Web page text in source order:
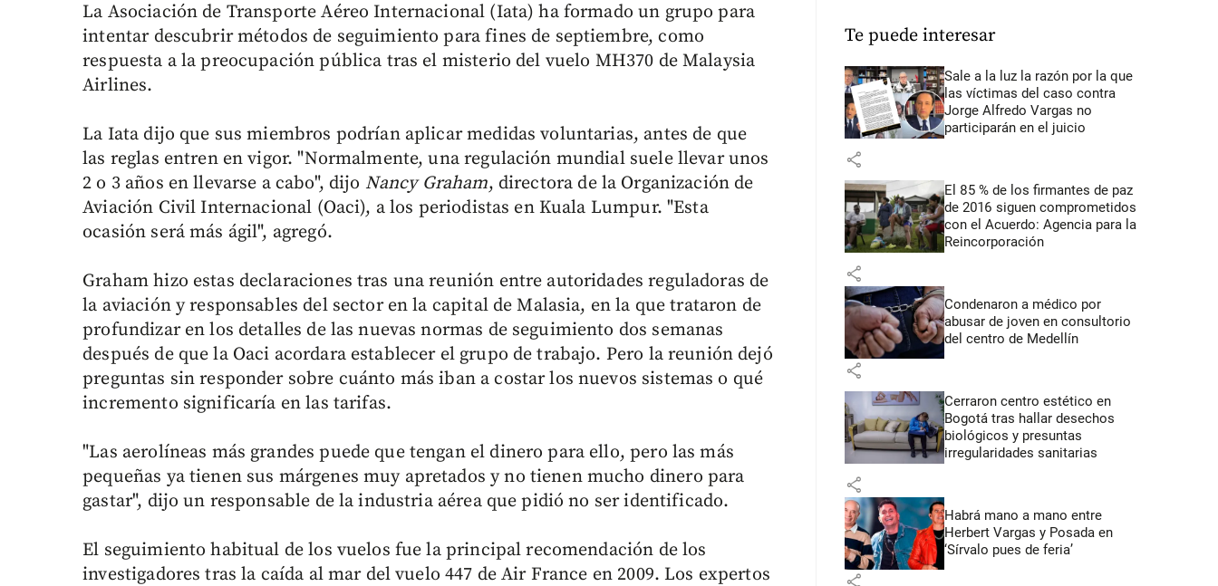
La Asociación de Transporte Aéreo Internacional (Iata) ha formado un grupo para
intentar descubrir métodos de seguimiento para fines de septiembre, como
respuesta a la preocupación pública tras el misterio del vuelo MH370 de Malaysia
Airlines.
La Iata dijo que sus miembros podrían aplicar medidas voluntarias, antes de que
las reglas entren en vigor. "Normalmente, una regulación mundial suele llevar unos
2 o 3 años en llevarse a cabo", dijo Nancy Graham, directora de la Organización de
Aviación Civil Internacional (Oaci), a los periodistas en Kuala Lumpur. "Esta
ocasión será más ágil", agregó.
Graham hizo estas declaraciones tras una reunión entre autoridades reguladoras de
la aviación y responsables del sector en la capital de Malasia, en la que trataron de
profundizar en los detalles de las nuevas normas de seguimiento dos semanas
después de que la Oaci acordara establecer el grupo de trabajo. Pero la reunión dejó
preguntas sin responder sobre cuánto más iban a costar los nuevos sistemas o qué
incremento significaría en las tarifas.
"Las aerolíneas más grandes puede que tengan el dinero para ello, pero las más
pequeñas ya tienen sus márgenes muy apretados y no tienen mucho dinero para
gastar", dijo un responsable de la industria aérea que pidió no ser identificado.
El seguimiento habitual de los vuelos fue la principal recomendación de los
investigadores tras la caída al mar del vuelo 447 de Air France en 2009. Los expertos
Te puede interesar
Sale a la luz la razón por la que
las víctimas del caso contra
Jorge Alfredo Vargas no
participarán en el juicio
share
El 85 % de los firmantes de paz
de 2016 siguen comprometidos
con el Acuerdo: Agencia para la
Reincorporación
share
Condenaron a médico por
abusar de joven en consultorio
del centro de Medellín
share
Cerraron centro estético en
Bogotá tras hallar desechos
biológicos y presuntas
irregularidades sanitarias
share
Habrá mano a mano entre
Herbert Vargas y Posada en
‘Sírvalo pues de feria’
share